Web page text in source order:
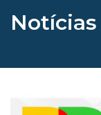
Notícias